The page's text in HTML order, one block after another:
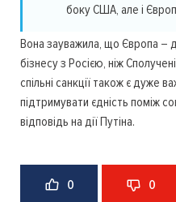
боку США, але і
Вона зауважила, що Європа –
бізнесу з Росією, ніж
спільні санкції також є дуже
підтримувати єдність поміж
відповідь на дії Путіна.
0 0